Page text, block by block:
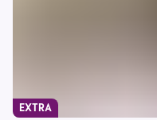
EXTRA